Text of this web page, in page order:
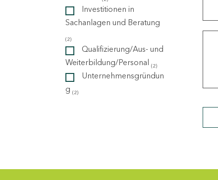
Investitionen in
Sachanlagen und Beratung
(2)
Qualifizierung/Aus- und
Weiterbildung/Personal (2)
Unternehmensgründun
g (2)